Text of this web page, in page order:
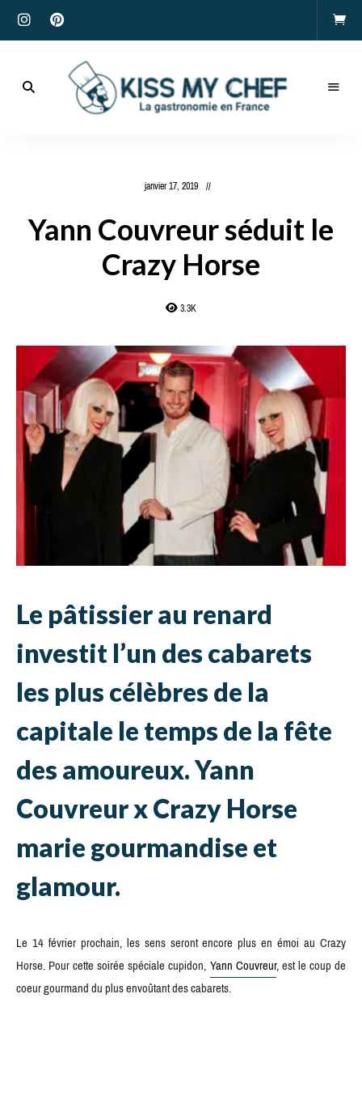
janvier 17, 2019
Yann Couvreur séduit le
Crazy Horse
3.3K
Le pâtissier au renard
investit l’un des cabarets
les plus célèbres de la
capitale le temps de la fête
des amoureux. Yann
Couvreur x Crazy Horse
marie gourmandise et
glamour.
Le 14 février prochain, les sens seront encore plus en émoi au Crazy
Horse. Pour cette soirée spéciale cupidon,Yann Couvreur, est le coup de
coeur gourmand du plus envoûtant des cabarets.